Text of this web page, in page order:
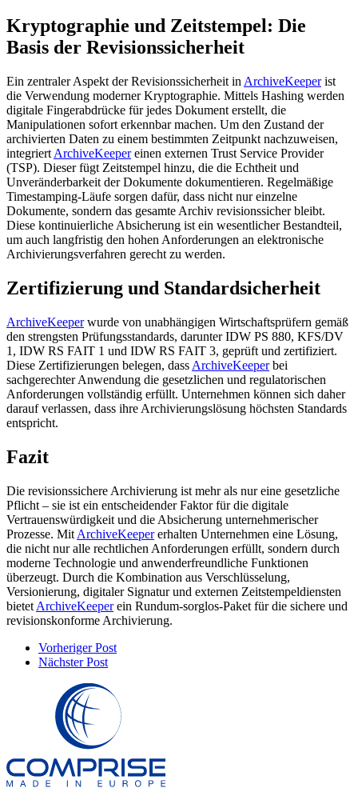
Kryptographie und Zeitstempel: Die
Basis der Revisionssicherheit
Ein zentraler Aspekt der Revisionssicherheit in ArchiveKeeperist
die Verwendung moderner Kryptographie. Mittels Hashing werden
digitale Fingerabdrücke für jedes Dokument erstellt, die
Manipulationen sofort erkennbar machen. Um den Zustand der
archivierten Daten zu einem bestimmten Zeitpunkt nachzuweisen,
integriert ArchiveKeepereinen externen Trust Service Provider
(TSP). Dieser fügt Zeitstempel hinzu, die die Echtheit und
Unveränderbarkeit der Dokumente dokumentieren. Regelmäßige
Timestamping-Läufe sorgen dafür, dass nicht nur einzelne
Dokumente, sondern das gesamte Archiv revisionssicher bleibt.
Diese kontinuierliche Absicherung ist ein wesentlicher Bestandteil,
um auch langfristig den hohen Anforderungen an elektronische
Archivierungsverfahren gerecht zu werden.
Zertifizierung und Standardsicherheit
ArchiveKeeperwurde von unabhängigen Wirtschaftsprüfern gemäß
den strengsten Prüfungsstandards, darunter IDW PS 880, KFS/DV
1, IDW RS FAIT 1 und IDW RS FAIT 3, geprüft und zertifiziert.
Diese Zertifizierungen belegen, dass ArchiveKeeperbei
sachgerechter Anwendung die gesetzlichen und regulatorischen
Anforderungen vollständig erfüllt. Unternehmen können sich daher
darauf verlassen, dass ihre Archivierungslösung höchsten Standards
entspricht.
Fazit
Die revisionssichere Archivierung ist mehr als nur eine gesetzliche
Pflicht – sie ist ein entscheidender Faktor für die digitale
Vertrauenswürdigkeit und die Absicherung unternehmerischer
Prozesse. Mit ArchiveKeepererhalten Unternehmen eine Lösung,
die nicht nur alle rechtlichen Anforderungen erfüllt, sondern durch
moderne Technologie und anwenderfreundliche Funktionen
überzeugt. Durch die Kombination aus Verschlüsselung,
Versionierung, digitaler Signatur und externen Zeitstempeldiensten
bietet ArchiveKeeperein Rundum-sorglos-Paket für die sichere und
revisionskonforme Archivierung.
Vorheriger Post
Nächster Post